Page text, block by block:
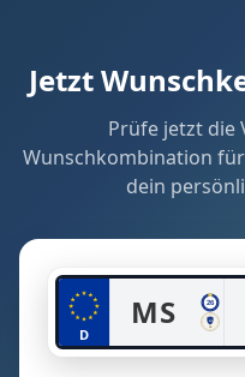
Jetzt
Prüfe jetzt die
Wunschkombination
dein
D
26
MS